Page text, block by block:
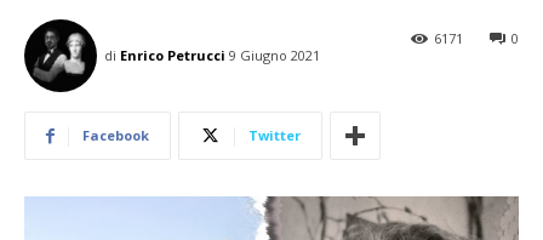
di Enrico Petrucci 9 Giugno 2021
0
6171
Facebook Twitter